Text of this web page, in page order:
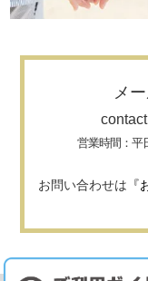
メ
営業時間：平
お問い合わせは 『